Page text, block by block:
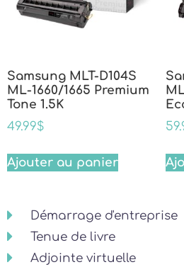
Samsung MLT-D104S
ML-1660/1665 Premium
Tone 1.5K
49.99$
Ajouter au panier
Démarrage d'entreprise
Tenue de livre
Adjointe virtuelle